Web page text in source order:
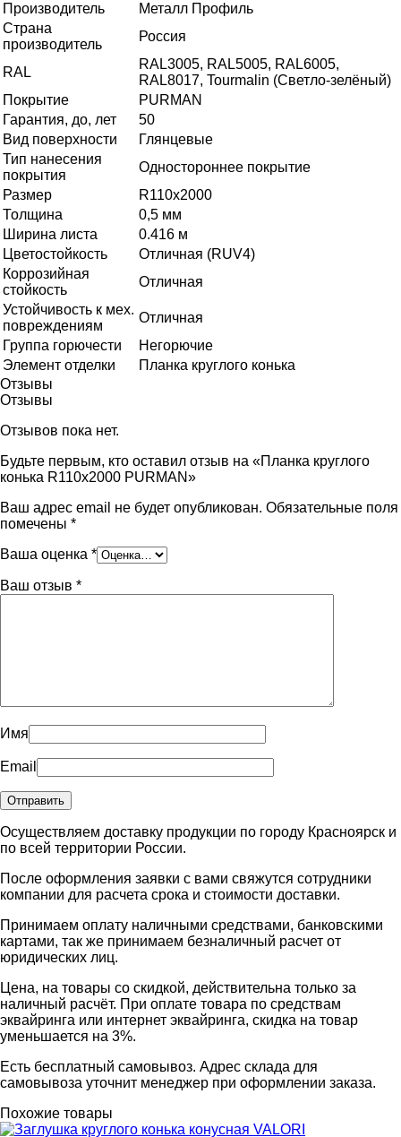
Производитель
Металл Профиль
Страна
производитель
Россия
RAL
RAL3005, RAL5005, RAL6005,
RAL8017, Tourmalin (Светло-зелёный)
Покрытие
PURMAN
Гарантия, до, лет
50
Вид поверхности
Глянцевые
Тип нанесения
покрытия
Одностороннее покрытие
Размер
R110х2000
Толщина
0,5 мм
Ширина листа
0.416 м
Цветостойкость
Отличная (RUV4)
Коррозийная
стойкость
Отличная
Устойчивость к мех.
повреждениям
Отличная
Группа горючести
Негорючие
Элемент отделки
Планка круглого конька
Отзывы
Отзывы
Отзывов пока нет.
Будьте первым, кто оставил отзыв на «Планка круглого
конька R110x2000 PURMAN»
Ваш адрес email не будет опубликован. Обязательные поля
помечены *
Ваша оценка *
Ваш отзыв *
Имя
Email
Осуществляем доставку продукции по городу Красноярск и
по всей территории России.
После оформления заявки с вами свяжутся сотрудники
компании для расчета срока и стоимости доставки.
Принимаем оплату наличными средствами, банковскими
картами, так же принимаем безналичный расчет от
юридических лиц.
Цена, на товары со скидкой, действительна только за
наличный расчёт. При оплате товара по средствам
эквайринга или интернет эквайринга, скидка на товар
уменьшается на 3%.
Есть бесплатный самовывоз. Адрес склада для
самовывоза уточнит менеджер при оформлении заказа.
Похожие товары